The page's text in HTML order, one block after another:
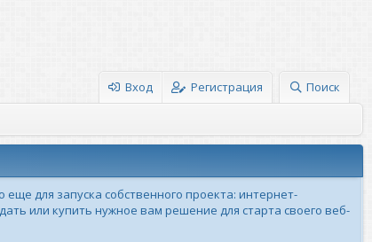
Вход Регистрация Поиск
для запуска собственного проекта: интернет-
или купить нужное вам решение для старта своего веб-